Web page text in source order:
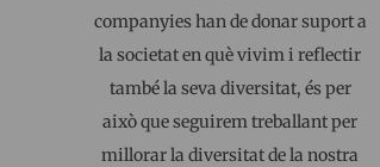
companyies han de donar suport a
la societat en què vivim i reflectir
també la seva diversitat, és per
això que seguirem treballant per
millorar la diversitat de la nostra